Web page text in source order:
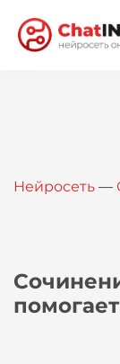
Вход
Нейросеть —